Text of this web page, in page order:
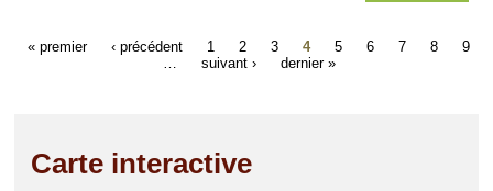
« premier ‹ précédent 1 2 3 4 5 6 7 8
9
suivant › dernier »
Carte interactive